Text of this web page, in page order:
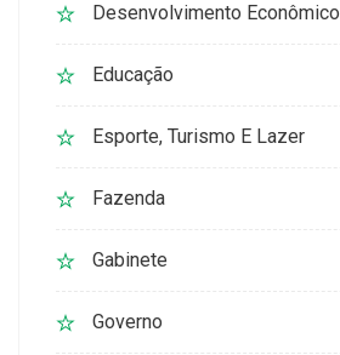
Desenvolvimento Econômico
Educação
Esporte, Turismo E Lazer
Fazenda
Gabinete
Governo